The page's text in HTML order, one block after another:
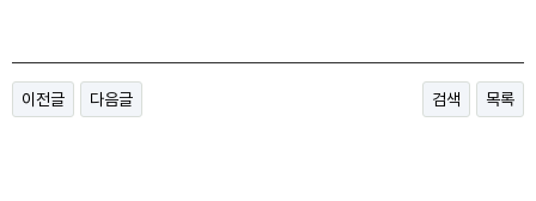
이전글 다음글 검색 목록